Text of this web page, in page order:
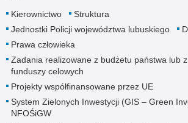
Kierownictwo
Struktura
Jednostki Policji województwa lubuskiego
Prawa człowieka
Zadania realizowane z budżetu państwa lub
funduszy celowych
Projekty współfinansowane przez UE
System Zielonych Inwestycji (GIS – Green
NFOŚiGW